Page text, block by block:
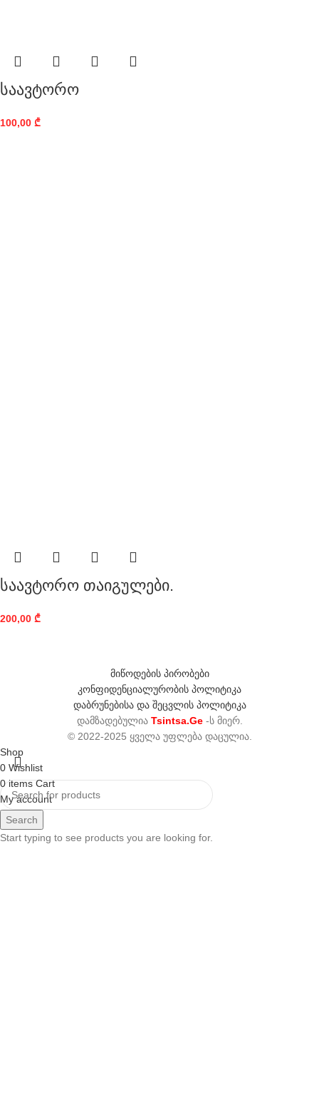
საავტორო
100,00 ₾
საავტორო თაიგულები.
200,00 ₾
მიწოდების პირობები
კონფიდენციალურობის პოლიტიკა
დაბრუნებისა და შეცვლის პოლიტიკა
დამზადებულია Tsintsa.Ge -ს მიერ.
© 2022-2025 ყველა უფლება დაცულია.
Search
Start typing to see products you are looking for.
Shop
0 Wishlist
0items Cart
My account